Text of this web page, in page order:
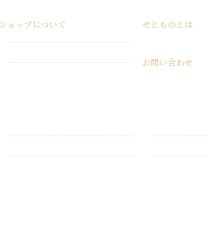
ショップについて
ショップ
特定商取引法に基づく表記
せとものとは
お問い合わせ
うつわ・食器
衛生用品
こども用品
キャンプ用品